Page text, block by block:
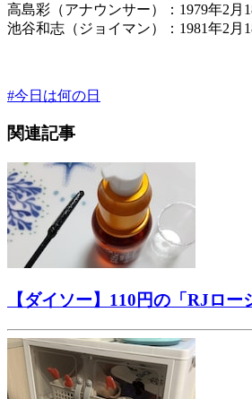
高島彩（アナウンサー）：1979年2月
池谷和志（ジョイマン）：1981年2月
#今日は何の日
関連記事
【ダイソー】110円の「RJロ